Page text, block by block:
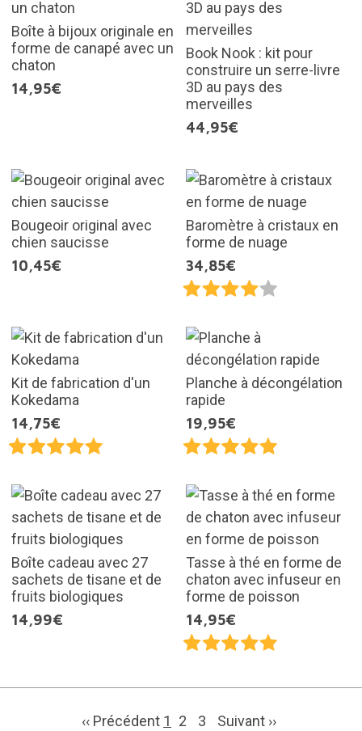
Boîte à bijoux originale en
forme de canapé avec un
chaton
14,95€
Book Nook : kit pour
construire un serre-livre
3D au pays des
merveilles
44,95€
Bougeoir original avec
chien saucisse
10,45€
Baromètre à cristaux en
forme de nuage
34,85€
Kit de fabrication d'un
Kokedama
14,75€
Planche à décongélation
rapide
19,95€
Boîte cadeau avec 27
sachets de tisane et de
fruits biologiques
14,99€
Tasse à thé en forme de
chaton avec infuseur en
forme de poisson
14,95€
‹‹ Précédent 1 2 3 Suivant ››